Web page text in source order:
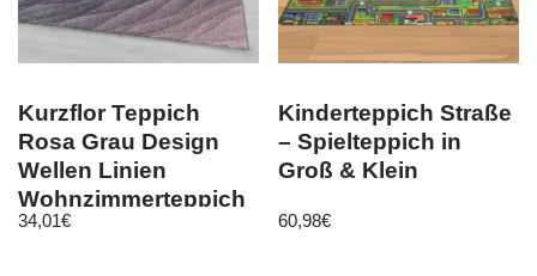
Kurzflor Teppich
Rosa Grau Design
Wellen Linien
Wohnzimmerteppich
Weich
34,01€
Kinderteppich Straße
– Spielteppich in
Groß & Klein
60,98€